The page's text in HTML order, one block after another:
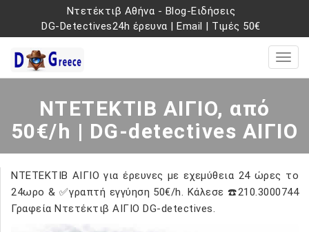
Ντετέκτιβ Αθήνα - Blog-Ειδήσεις
DG-Detectives24h έρευνα |Email | Τιμές 50€
ΝΤΕΤΕΚΤΙΒ ΑΙΓΙΟ, από
50€/h | DG-detectives ΑΙΓΙΟ
ΝΤΕΤΕΚΤΙΒ ΑΙΓΙΟ για έρευνες με εχεμύθεια 24 ώρες το
24ωρο & ✅γραπτή εγγύηση 50€/h. Κάλεσε ☎️210.3000744
Γραφεία Ντετέκτιβ ΑΙΓΙΟ DG-detectives.